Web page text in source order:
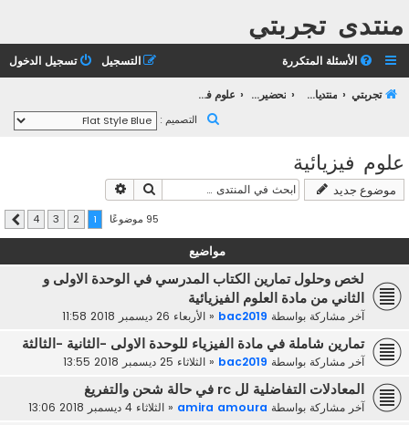
منتدى تجربتي
الأسئلة المتكررة تسجيل الدخول التسجيل
تجربتي منتديات التعليم الثانوي تحضير بكالوريا 2023 علوم فيزيائية
التصميم :
ب
علوم فيزيائية
موضوع جديد بحث
95 موضوعًا 2
3
4 التالي
مواضيع
لخص وحلول تمارين الكتاب المدرسي في الوحدة الاولى و
الثاني من مادة العلوم الفيزيائية
آخر مشاركة بواسطة bac2019
« الأربعاء 26 ديسمبر 2018 11:58
تمارين شاملة في مادة الفيزياء للوحدة الاولى -الثانية -الثالثة
آخر مشاركة بواسطة bac2019
« الثلاثاء 25 ديسمبر 2018 13:55
المعادلات التفاضلية لل rc في حالة شحن والتفريغ
آخر مشاركة بواسطة amira amoura
« الثلاثاء 4 ديسمبر 2018 13:06